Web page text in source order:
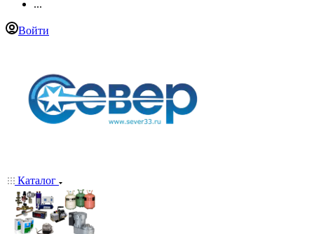
...
Войти
Каталог